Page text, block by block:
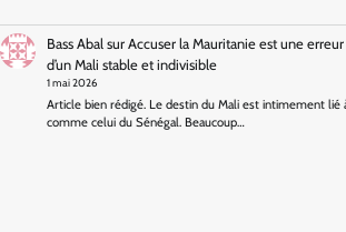
Bass Abal sur Accuser la Mauritanie est une
d’un Mali stable et indivisible
1 mai 2026
Article bien rédigé. Le destin du Mali est intimement lié
comme celui du Sénégal. Beaucoup…